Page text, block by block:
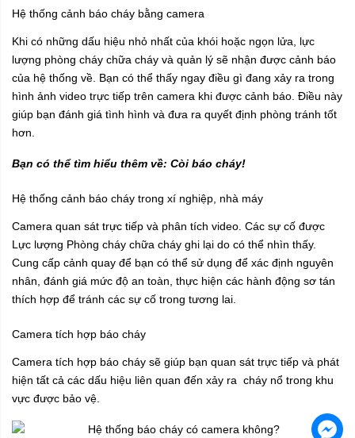
Hệ thống cảnh báo cháy bằng camera
Khi có những dấu hiệu nhỏ nhất của khói hoặc ngọn lửa, lực
lượng phòng cháy chữa cháy và quản lý sẽ nhận được cảnh báo
của hệ thống về. Bạn có thể thấy ngay điều gì đang xảy ra trong
hình ảnh video trực tiếp trên camera khi được cảnh báo. Điều này
giúp bạn đánh giá tình hình và đưa ra quyết định phòng tránh tốt
hơn.
Bạn có thể tìm hiểu thêm về: Còi báo cháy!
Hệ thống cảnh báo cháy trong xí nghiệp, nhà máy
Camera quan sát trực tiếp và phân tích video. Các sự cố được
Lực lượng Phòng cháy chữa cháy ghi lại do có thể nhìn thấy.
Cung cấp cảnh quay để bạn có thể sử dụng để xác định nguyên
nhân, đánh giá mức độ an toàn, thực hiện các hành động sơ tán
thích hợp để tránh các sự cố trong tương lai.
Camera tích hợp báo cháy
Camera tích hợp báo cháy sẽ giúp bạn quan sát trực tiếp và phát
hiện tất cả các dấu hiệu liên quan đến xảy ra cháy nổ trong khu
vực được bảo vệ.